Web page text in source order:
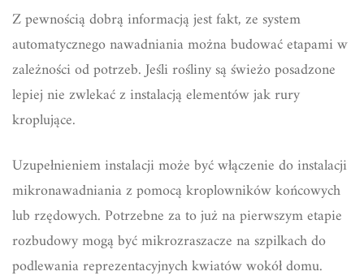
Z pewnością dobrą informacją jest fakt, ze system
automatycznego nawadniania można budować etapami w
zależności od potrzeb. Jeśli rośliny są świeżo posadzone
lepiej nie zwlekać z instalacją elementów jak rury
kroplujące.
Uzupełnieniem instalacji może być włączenie do instalacji
mikronawadniania z pomocą kroplowników końcowych
lub rzędowych. Potrzebne za to już na pierwszym etapie
rozbudowy mogą być mikrozraszacze na szpilkach do
podlewania reprezentacyjnych kwiatów wokół domu.